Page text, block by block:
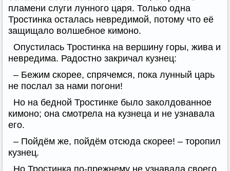
пламени слуги лунного царя. Только одна
Тростинка осталась невредимой, потому что её
защищало волшебное кимоно.
Опустилась Тростинка на вершину горы, жива и
невредима. Радостно закричал кузнец:
– Бежим скорее, спрячемся, пока лунный царь
не послал за нами погони!
Но на бедной Тростинке было заколдованное
кимоно; она смотрела на кузнеца и не узнавала
его.
– Пойдём же, пойдём отсюда скорее! – торопил
кузнец.
Но Тростинка по-прежнему не узнавала своего